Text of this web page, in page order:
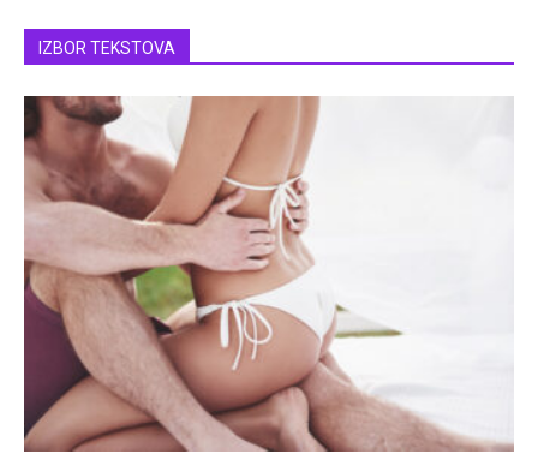
IZBOR TEKSTOVA